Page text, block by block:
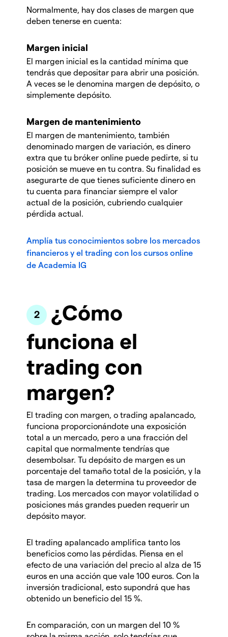
Normalmente, hay dos clases de margen que
deben tenerse en cuenta:
Margen inicial
El margen inicial es la cantidad mínima que
tendrás que depositar para abrir una posición.
A veces se le denomina margen de depósito, o
simplemente depósito.
Margen de mantenimiento
El margen de mantenimiento, también
denominado margen de variación, es dinero
extra que tu bróker online puede pedirte, si tu
posición se mueve en tu contra. Su finalidad es
asegurarte de que tienes suficiente dinero en
tu cuenta para financiar siempre el valor
actual de la posición, cubriendo cualquier
pérdida actual.
Amplía tus conocimientos sobre los mercados
financieros y el trading con los cursos online
de Academia IG
¿Cómo
funciona el
trading con
margen?
El trading con margen, o trading apalancado,
funciona proporcionándote una exposición
total a un mercado, pero a una fracción del
capital que normalmente tendrías que
desembolsar. Tu depósito de margen es un
porcentaje del tamaño total de la posición, y la
tasa de margen la determina tu proveedor de
trading. Los mercados con mayor volatilidad o
posiciones más grandes pueden requerir un
depósito mayor.
El trading apalancado amplifica tanto los
beneficios como las pérdidas. Piensa en el
efecto de una variación del precio al alza de 15
euros en una acción que vale 100 euros. Con la
inversión tradicional, esto supondrá que has
obtenido un beneficio del 15 %.
En comparación, con un margen del 10 %